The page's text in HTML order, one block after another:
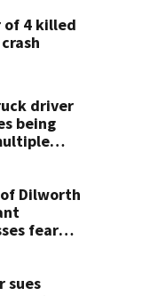
of 4 killed
driver
being
Dilworth
fear
sues